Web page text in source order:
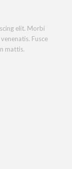
elit. Morbi
Fusce
mattis.